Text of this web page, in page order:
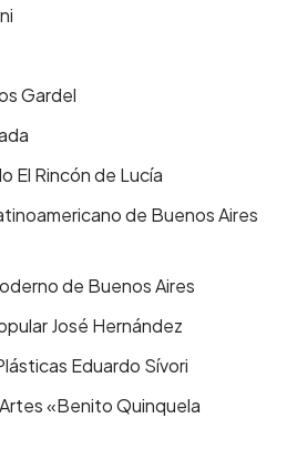
Gardel
El Rincón de Lucía
de Buenos Aires
de Buenos Aires
José Hernández
Eduardo Sívori
«Benito Quinquela